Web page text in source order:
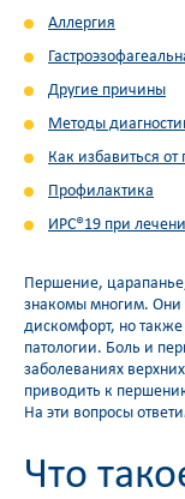
Аллергия
Другие причины
Методы
Как избавиться
Профилактика
ИРС®19 при
Першение,
знакомы многим. Они
дискомфорт, но также
патологии. Боль и
заболеваниях
приводить к
На эти вопросы
Что